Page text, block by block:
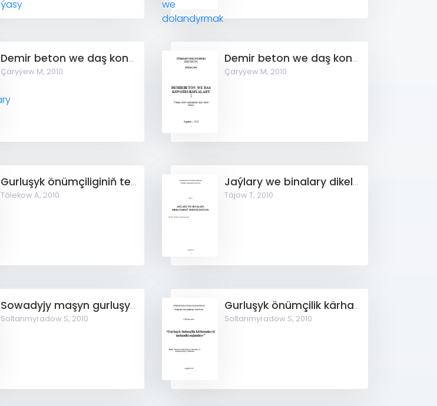
Demir beton we daş konstruksiýalary II
Çaryýew M, 2010
Demir beton we daş konstruksiýalary I
Çaryýew M, 2010
Gurluşyk önümçiliginiň tehnologiýasy
Tölekow A, 2010
Jaýlary we binalary dikeltmegiň tehnologiýasy
Täjow T, 2010
Sowadyjy maşyn gurluşygynyň tehnologiýasy
Soltanmyradow S, 2010
Gurluşyk önümçilik kärhanalaryň mehaniki enjamlary
Soltanmyradow S, 2010